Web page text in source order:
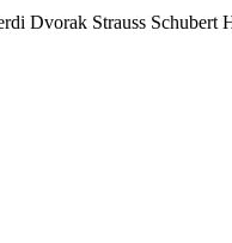
Dvorak Strauss